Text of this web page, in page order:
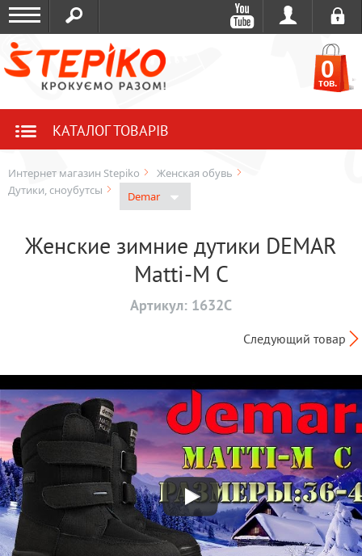
0
тов.
КАТАЛОГ ТОВАРІВ
Интернет магазин Stepiko
Женская обувь
Дутики, сноубутсы
Demar
Женские зимние дутики DEMAR
Matti-M C
Артикул: 1632C
Следующий товар